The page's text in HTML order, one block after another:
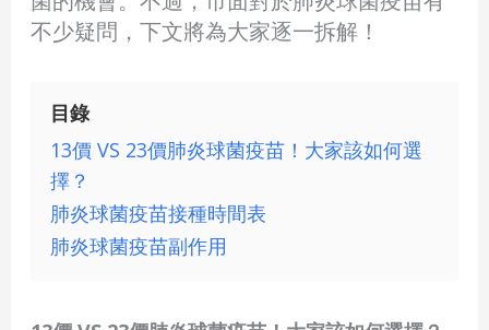
不少疑問，下文將為大家逐一拆解！
目錄
13價 VS 23價肺炎球菌疫苗！大家該如何選
擇？
肺炎球菌疫苗接種時間表
肺炎球菌疫苗副作用